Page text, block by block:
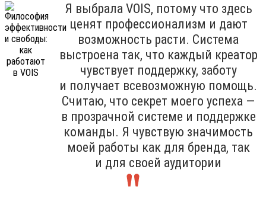
Я выбрала VOIS, потому что здесь
ценят профессионализм и дают
возможность расти. Система
выстроена так, что каждый креатор
чувствует поддержку, заботу
и получает всевозможную помощь.
Считаю, что секрет моего успеха —
в прозрачной системе и поддержке
команды. Я чувствую значимость
моей работы как для бренда, так
и для своей аудитории